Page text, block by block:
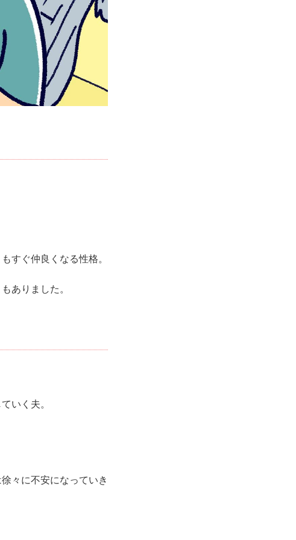
すぐ仲良くなる性格。
ありました。
いく夫。
々に不安になっていき